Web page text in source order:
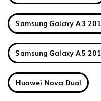
Samsung Galaxy A3
Samsung Galaxy A5
Huawei Nova Dual